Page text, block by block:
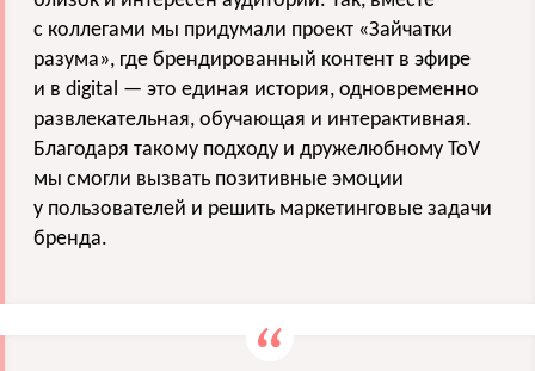
с коллегами мы придумали проект «Зайчатки
разума», где брендированный контент в эфире
и в digital — это единая история, одновременно
развлекательная, обучающая и интерактивная.
Благодаря такому подходу и дружелюбному ToV
мы смогли вызвать позитивные эмоции
у пользователей и решить маркетинговые задачи
бренда.